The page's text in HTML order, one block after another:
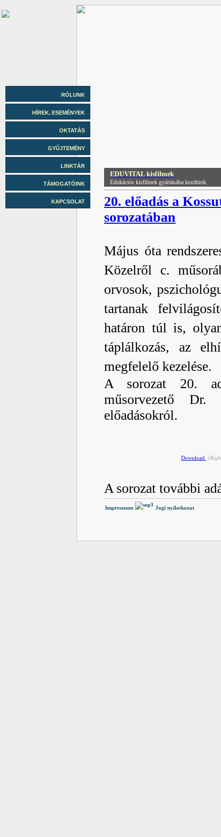
RÓLUNK
HÍREK, ESEMÉNYEK
OKTATÁS
GYŰJTEMÉNY
LINKTÁR
TÁMOGATÓINK
KAPCSOLAT
EDUVITAL kisfilmek
Edukációs kisfilmek gyártásába kezdtünk
20. előadás a
sorozatában
Május óta
Közelről c.
orvosok,
tartanak
határon túl is,
táplálkozás, az
megfelelő kezelése.
A sorozat 20.
műsorvezető Dr.
előadásokról.
Download
A sorozat további
Impresszum Jogi nyilatkozat